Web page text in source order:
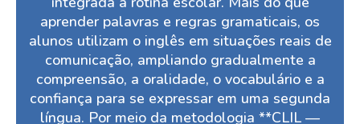
aprender palavras e regras gramaticais, os
alunos utilizam o inglês em situações reais de
comunicação, ampliando gradualmente a
compreensão, a oralidade, o vocabulário e a
confiança para se expressar em uma segunda
língua. Por meio da metodologia **CLIL —